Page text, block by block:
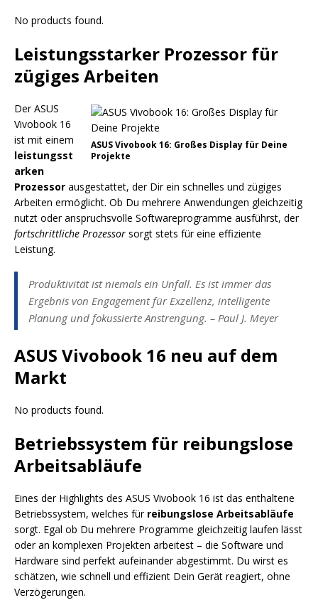
No products found.
Leistungsstarker Prozessor für
zügiges Arbeiten
ASUS Vivobook 16: Großes Display für Deine
Projekte
Der ASUS
Vivobook 16
ist mit einem
leistungsst
arken
Prozessor ausgestattet, der Dir ein schnelles und zügiges
Arbeiten ermöglicht. Ob Du mehrere Anwendungen gleichzeitig
nutzt oder anspruchsvolle Softwareprogramme ausführst, der
fortschrittliche Prozessor sorgt stets für eine effiziente
Leistung.
Produktivität ist niemals ein Unfall. Es ist immer das
Ergebnis von Engagement für Exzellenz, intelligente
Planung und fokussierte Anstrengung. – Paul J. Meyer
ASUS Vivobook 16 neu auf dem
Markt
No products found.
Betriebssystem für reibungslose
Arbeitsabläufe
Eines der Highlights des ASUS Vivobook 16 ist das enthaltene
Betriebssystem, welches für reibungslose Arbeitsabläufe
sorgt. Egal ob Du mehrere Programme gleichzeitig laufen lässt
oder an komplexen Projekten arbeitest – die Software und
Hardware sind perfekt aufeinander abgestimmt. Du wirst es
schätzen, wie schnell und effizient Dein Gerät reagiert, ohne
Verzögerungen.